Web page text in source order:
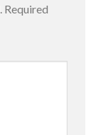
Required